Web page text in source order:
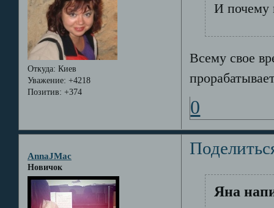
Откуда: Киев
Уважение: +4218
Позитив: +374
И почему
Всему свое
0
AnnaJMac
Новичок
Яна